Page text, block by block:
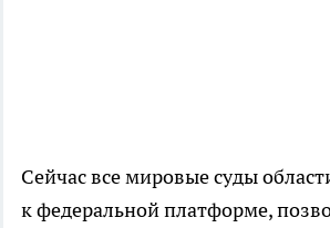
Сейчас все мировые суды
к федеральной платформе,